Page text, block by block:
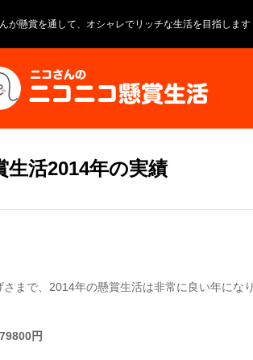
が懸賞を通して、オシャレでリッチな生活を目指します
生活2014年の実績
さまで、2014年の懸賞生活は非常に良い年になり
円